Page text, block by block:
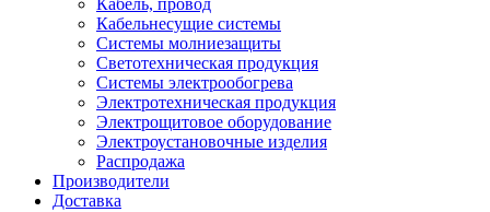
Кабель, провод
Кабельнесущие системы
Системы молниезащиты
Светотехническая продукция
Системы электрообогрева
Электротехническая продукция
Электрощитовое оборудование
Электроустановочные изделия
Распродажа
Производители
Доставка